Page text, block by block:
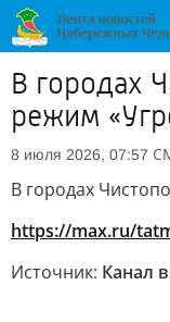
В городах
режим
8 июля 2026, 07:57
В городах
https://max.ru/
Источник: Канал